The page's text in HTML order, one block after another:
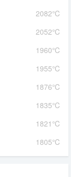
2082℃
2052℃
1960℃
1955℃
1876℃
1835℃
1821℃
1805℃